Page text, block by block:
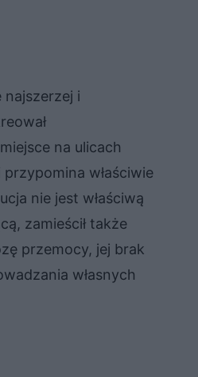
i
na ulicach
właściwie
nie jest właściwą
zamieścił także
przemocy, jej brak
własnych